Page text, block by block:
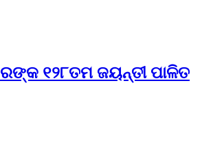
୧୨୮ତମ ଜୟନ୍ତୀ ପାଳିତ